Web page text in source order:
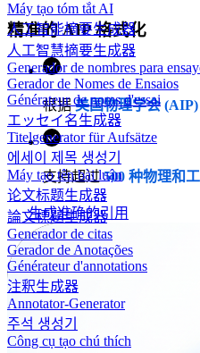
Máy tạo tóm tắt AI
人工智能摘要生成器
人工智慧摘要生成器
Generador de nombres para
Gerador de Nomes de Ensaios
Générateur de noms d'essai
エッセイ名生成器
Titelgenerator für Aufsätze
에세이 제목 생성기
Máy tạo tên bài luận
论文标题生成器
論文標題生成器
Generador de citas
Gerador de Anotações
Générateur d'annotations
注釈生成器
Annotator-Generator
주석 생성기
Công cụ tạo chú thích
精准的 AIP 格式化
根据美国物理学会 (AIP)
支持超过500 种物理和
生成准确的引用